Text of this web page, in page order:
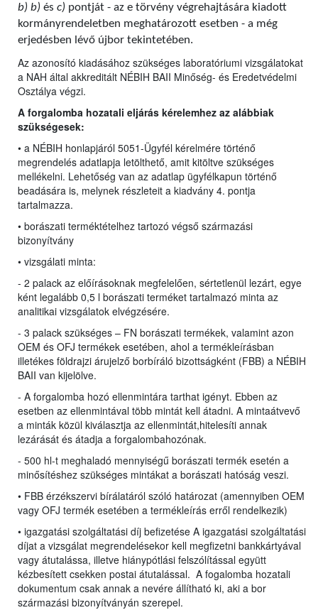
b) b) és c) pontját - az e törvény végrehajtására kiadott
kormányrendeletben meghatározott esetben - a még
erjedésben lévő újbor tekintetében.
Az azonosító kiadásához szükséges laboratóriumi vizsgálatokat
a NAH által akkreditált NÉBIH BAII Minőség- és Eredetvédelmi
Osztálya végzi.
A forgalomba hozatali eljárás kérelemhez az alábbiak
szükségesek:
• a NÉBIH honlapjáról 5051-Ügyfél kérelmére történő
megrendelés adatlapja letölthető, amit kitöltve szükséges
mellékelni. Lehetőség van az adatlap ügyfélkapun történő
beadására is, melynek részleteit a kiadvány 4. pontja
tartalmazza.
• borászati terméktételhez tartozó végső származási
bizonyítvány
• vizsgálati minta:
- 2 palack az előírásoknak megfelelően, sértetlenül lezárt, egye
ként legalább 0,5 l borászati terméket tartalmazó minta az
analitikai vizsgálatok elvégzésére.
- 3 palack szükséges – FN borászati termékek, valamint azon
OEM és OFJ termékek esetében, ahol a termékleírásban
illetékes földrajzi árujelző borbíráló bizottságként (FBB) a NÉBIH
BAII van kijelölve.
- A forgalomba hozó ellenmintára tarthat igényt. Ebben az
esetben az ellenmintával több mintát kell átadni. A mintaátvevő
a minták közül kiválasztja az ellenmintát,hitelesíti annak
lezárását és átadja a forgalombahozónak.
- 500 hl-t meghaladó mennyiségű borászati termék esetén a
minősítéshez szükséges mintákat a borászati hatóság veszi.
• FBB érzékszervi bírálatáról szóló határozat (amennyiben OEM
vagy OFJ termék esetében a termékleírás erről rendelkezik)
• igazgatási szolgáltatási díj befizetése A igazgatási szolgáltatási
díjat a vizsgálat megrendelésekor kell megfizetni bankkártyával
vagy átutalássa, illetve hiánypótlási felszólítással együtt
kézbesített csekken postai átutalással. A fogalomba hozatali
dokumentum csak annak a nevére állítható ki, aki a bor
származási bizonyítványán szerepel.